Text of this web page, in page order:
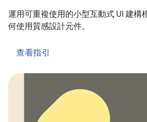
運用可重複使用的小型互動式 UI 建構
何使用質感設計元件。
查看指引